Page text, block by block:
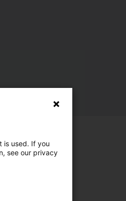
is used. If you
see our privacy